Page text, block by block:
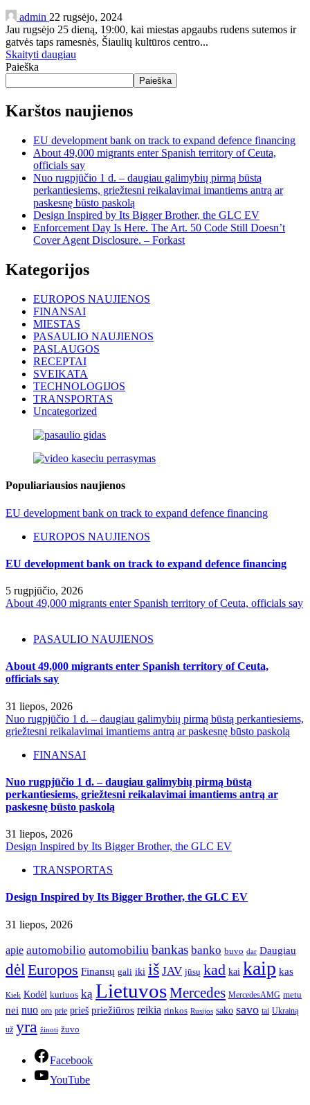
admin 22 rugsėjo, 2024
Jau rugsėjo 25 dieną, 19:00, kai miestas apgaubs rudens sutemos ir
gatvės taps ramesnės, Šiaulių kultūros centro...
Skaityti daugiau
Paieška
Paieška
Karštos naujienos
EU development bank on track to expand defence financing
About 49,000 migrants enter Spanish territory of Ceuta,
officials say
Nuo rugpjūčio 1 d. – daugiau galimybių pirmą būstą
perkantiesiems, griežtesni reikalavimai imantiems antrą ar
paskesnę būsto paskolą
Design Inspired by Its Bigger Brother, the GLC EV
Enforcement Day Is Here. The Art. 50 Code Still Doesn’t
Cover Agent Disclosure. – Forkast
Kategorijos
EUROPOS NAUJIENOS
FINANSAI
MIESTAS
PASAULIO NAUJIENOS
PASLAUGOS
RECEPTAI
SVEIKATA
TECHNOLOGIJOS
TRANSPORTAS
Uncategorized
Populiariausios naujienos
EU development bank on track to expand defence financing
EUROPOS NAUJIENOS
EU development bank on track to expand defence financing
5 rugpjūčio, 2026
About 49,000 migrants enter Spanish territory of Ceuta, officials say
PASAULIO NAUJIENOS
About 49,000 migrants enter Spanish territory of Ceuta,
officials say
31 liepos, 2026
Nuo rugpjūčio 1 d. – daugiau galimybių pirmą būstą perkantiesiems,
griežtesni reikalavimai imantiems antrą ar paskesnę būsto paskolą
FINANSAI
Nuo rugpjūčio 1 d. – daugiau galimybių pirmą būstą
perkantiesiems, griežtesni reikalavimai imantiems antrą ar
paskesnę būsto paskolą
31 liepos, 2026
Design Inspired by Its Bigger Brother, the GLC EV
TRANSPORTAS
Design Inspired by Its Bigger Brother, the GLC EV
31 liepos, 2026
apie automobilio automobiliu bankas banko buvo dar Daugiau
dėl Europos Finansų gali iki iš JAV jūsų kad kai kaip kas
Kiek Kodėl kuriuos ką LietuvosMercedes MercedesAMG metu
nei nuo oro prie prieš priežiūros reikia rinkos Rusijos sako savo tai Ukrainą
už yra žinoti žuvo
Facebook
YouTube